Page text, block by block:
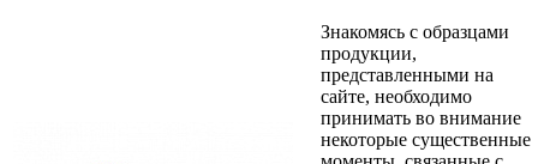
Знакомясь с образцами
продукции,
представленными на
сайте, необходимо
принимать во внимание
некоторые существенные